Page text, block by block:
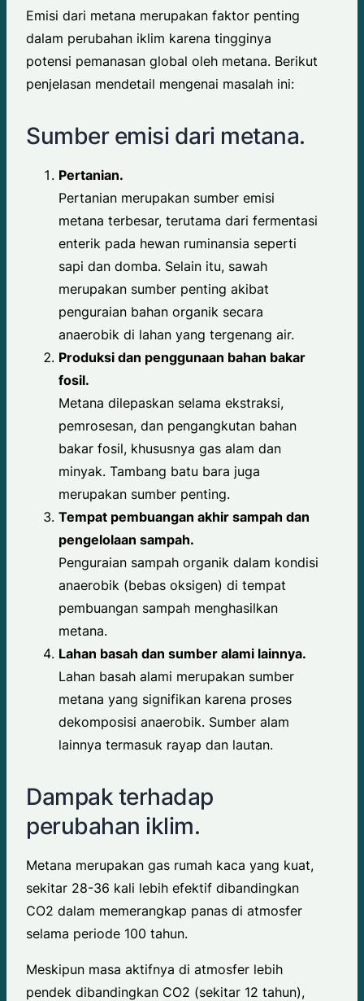
Emisi dari metana merupakan faktor penting
dalam perubahan iklim karena tingginya
potensi pemanasan global oleh metana. Berikut
penjelasan mendetail mengenai masalah ini:
Sumber emisi dari metana.
Pertanian.
Pertanian merupakan sumber emisi
metana terbesar, terutama dari fermentasi
enterik pada hewan ruminansia seperti
sapi dan domba. Selain itu, sawah
merupakan sumber penting akibat
penguraian bahan organik secara
anaerobik di lahan yang tergenang air.
Produksi dan penggunaan bahan bakar
fosil.
Metana dilepaskan selama ekstraksi,
pemrosesan, dan pengangkutan bahan
bakar fosil, khususnya gas alam dan
minyak. Tambang batu bara juga
merupakan sumber penting.
Tempat pembuangan akhir sampah dan
pengelolaan sampah.
Penguraian sampah organik dalam kondisi
anaerobik (bebas oksigen) di tempat
pembuangan sampah menghasilkan
metana.
Lahan basah dan sumber alami lainnya.
Lahan basah alami merupakan sumber
metana yang signifikan karena proses
dekomposisi anaerobik. Sumber alam
lainnya termasuk rayap dan lautan.
Dampak terhadap
perubahan iklim.
Metana merupakan gas rumah kaca yang kuat,
sekitar 28-36 kali lebih efektif dibandingkan
CO2 dalam memerangkap panas di atmosfer
selama periode 100 tahun.
Meskipun masa aktifnya di atmosfer lebih
pendek dibandingkan CO2 (sekitar 12 tahun),